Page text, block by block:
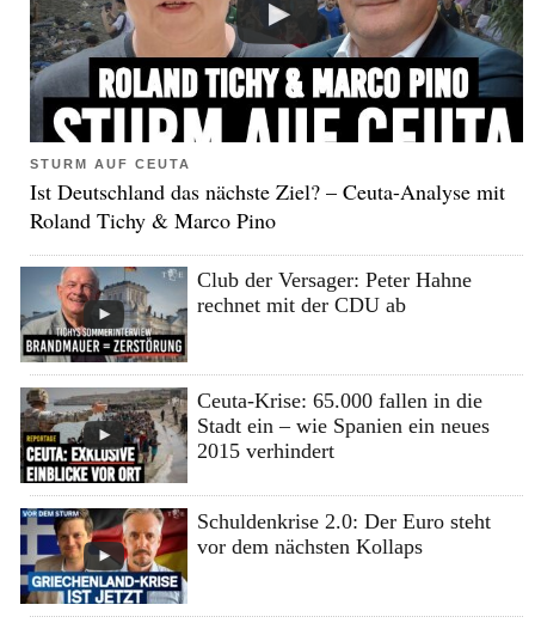
STURM AUF CEUTA
Ist Deutschland das nächste Ziel? – Ceuta-Analyse mit
Roland Tichy & Marco Pino
Club der Versager: Peter Hahne
rechnet mit der CDU ab
Ceuta-Krise: 65.000 fallen in die
Stadt ein – wie Spanien ein neues
2015 verhindert
Schuldenkrise 2.0: Der Euro steht
vor dem nächsten Kollaps